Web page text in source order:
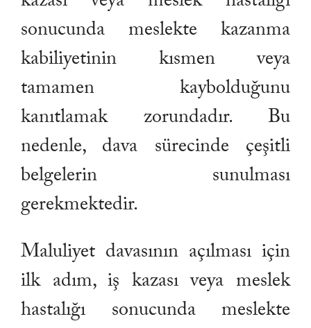
sonucunda meslekte kazanma
kabiliyetinin kısmen veya
tamamen kaybolduğunu
kanıtlamak zorundadır. Bu
nedenle, dava sürecinde çeşitli
belgelerin sunulması
gerekmektedir.
Maluliyet davasının açılması için
ilk adım, iş kazası veya meslek
hastalığı sonucunda meslekte